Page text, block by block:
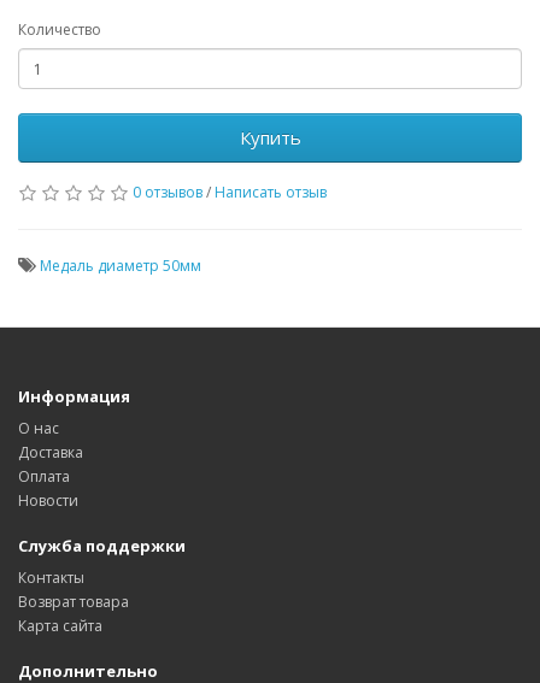
Количество
Купить
0 отзывов/ Написать отзыв
Медаль диаметр 50мм
Информация
О нас
Доставка
Оплата
Новости
Служба поддержки
Контакты
Возврат товара
Карта сайта
Дополнительно